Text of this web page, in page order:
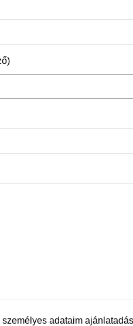
személyes adataim